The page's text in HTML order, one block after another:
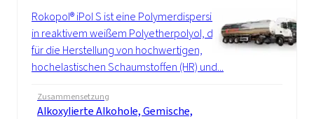
Rokopol® iPol S ist eine Polymerdispersion
in reaktivem weißem Polyetherpolyol, die
für die Herstellung von hochwertigen,
hochelastischen Schaumstoffen (HR) und...
Zusammensetzung
Alkoxylierte Alkohole, Gemische,